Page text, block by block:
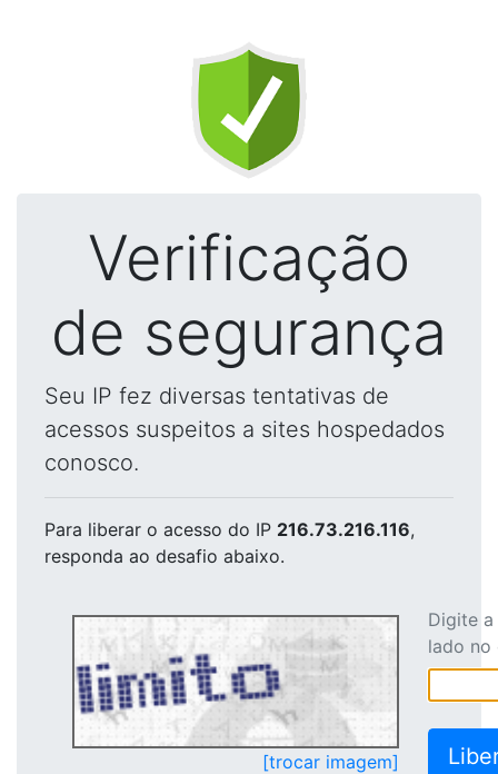
Verificação
de segurança
Seu IP fez diversas tentativas de
acessos suspeitos a sites hospedados
conosco.
Para liberar o acesso do IP 216.73.216.116,
responda ao desafio abaixo.
[trocar imagem]
Digite
lado no